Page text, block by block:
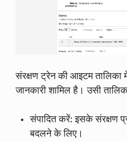
संरक्षण ट्रेन की आइटम
जानकारी शामिल है। उसी
संपादित करें: इसके संरक्षण
बदलने के लिए।